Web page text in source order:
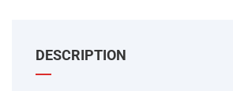
DESCRIPTION